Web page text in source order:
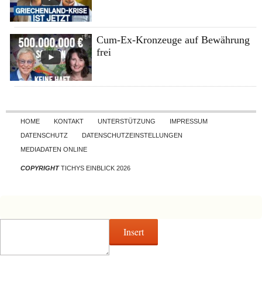
Cum-Ex-Kronzeuge auf Bewährung
frei
Skip to content
HOME KONTAKT UNTERSTÜTZUNG
IMPRESSUM
DATENSCHUTZ
DATENSCHUTZEINSTELLUNGEN
MEDIADATEN ONLINE
COPYRIGHTTICHYS EINBLICK 2026
Insert